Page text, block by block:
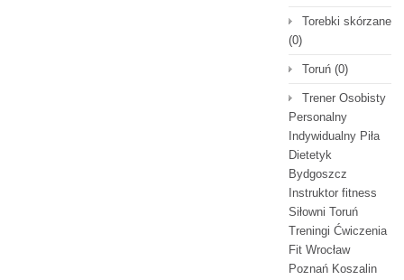
Torebki skórzane
(0)
Toruń (0)
Trener Osobisty
Personalny
Indywidualny Piła
Dietetyk
Bydgoszcz
Instruktor fitness
Siłowni Toruń
Treningi Ćwiczenia
Fit Wrocław
Poznań Koszalin